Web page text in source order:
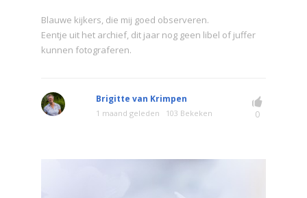
Blauwe kijkers, die mij goed observeren.
Eentje uit het archief, dit jaar nog geen libel of juffer
kunnen fotograferen.
Brigitte van Krimpen
1 maand geleden 103 Bekeken 0